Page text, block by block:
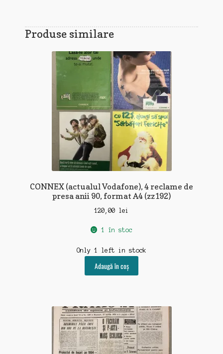
Produse similare
CONNEX (actualul Vodafone), 4 reclame de
presa anii 90, format A4 (zz192)
120,00 lei
1 în stoc
Only 1 left in stock
Adaugă în coș